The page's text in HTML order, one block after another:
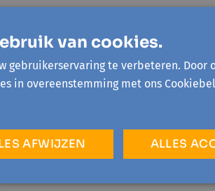
van cookies.
gebruikerservaring te verbeteren. Door
in overeenstemming met ons
ALLES
AFWIJZEN